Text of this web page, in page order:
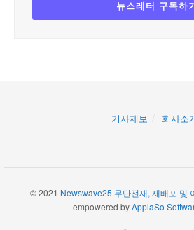
기사제보 회사소
© 2021 Newswave25 무단전재, 재배포 및
empowered byApplaSo